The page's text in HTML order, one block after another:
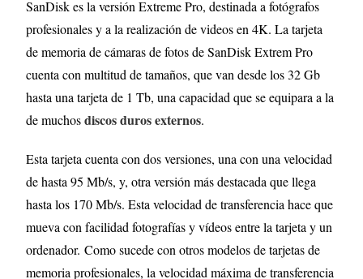
SanDisk es la versión Extreme Pro, destinada a fotógrafos
profesionales y a la realización de videos en 4K. La tarjeta
de memoria de cámaras de fotos de SanDisk Extrem Pro
cuenta con multitud de tamaños, que van desde los 32 Gb
hasta una tarjeta de 1 Tb, una capacidad que se equipara a la
de muchosdiscos duros externos.
Esta tarjeta cuenta con dos versiones, una con una velocidad
de hasta 95 Mb/s, y, otra versión más destacada que llega
hasta los 170 Mb/s. Esta velocidad de transferencia hace que
mueva con facilidad fotografías y vídeos entre la tarjeta y un
ordenador. Como sucede con otros modelos de tarjetas de
memoria profesionales, la velocidad máxima de transferencia